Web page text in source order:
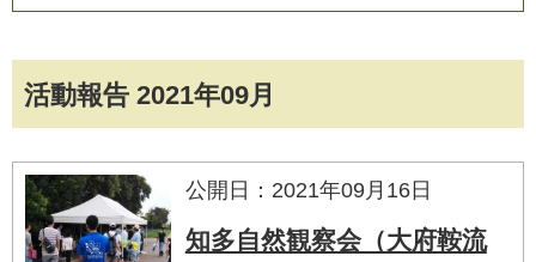
活動報告 2021年09月
公開日：2021年09月16日
知多自然観察会（大府鞍流